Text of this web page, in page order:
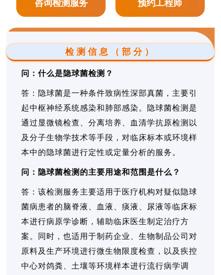
咨询检测服务 预约工程师
检测信息（部分）
问：什么是隐球菌检测？
答：隐球菌是一种条件致病性深部真菌，主要引
起中枢神经系统感染和肺部感染。隐球菌检测是
通过显微镜检查、分离培养、血清学抗原检测以
及分子生物学技术等手段，对临床标本或环境样
本中的隐球菌进行定性或定量分析的服务。
问：隐球菌检测的主要用途和范围是什么？
答：该检测服务主要适用于医疗机构对疑似隐球
菌病患者的脑脊液、血液、痰液、尿液等临床标
本进行病原学诊断，辅助临床医生制定治疗方
案。同时，也适用于制药企业、生物制品公司对
原料及生产环境进行微生物限度检查，以及疾控
中心对鸽粪、土壤等环境样本进行流行病学调